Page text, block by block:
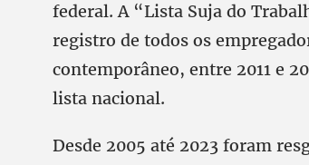
federal. A “Lista Suja do
registro de todos os
contemporâneo, entre 2011 e
lista nacional.
Desde 2005 até 2023 foram